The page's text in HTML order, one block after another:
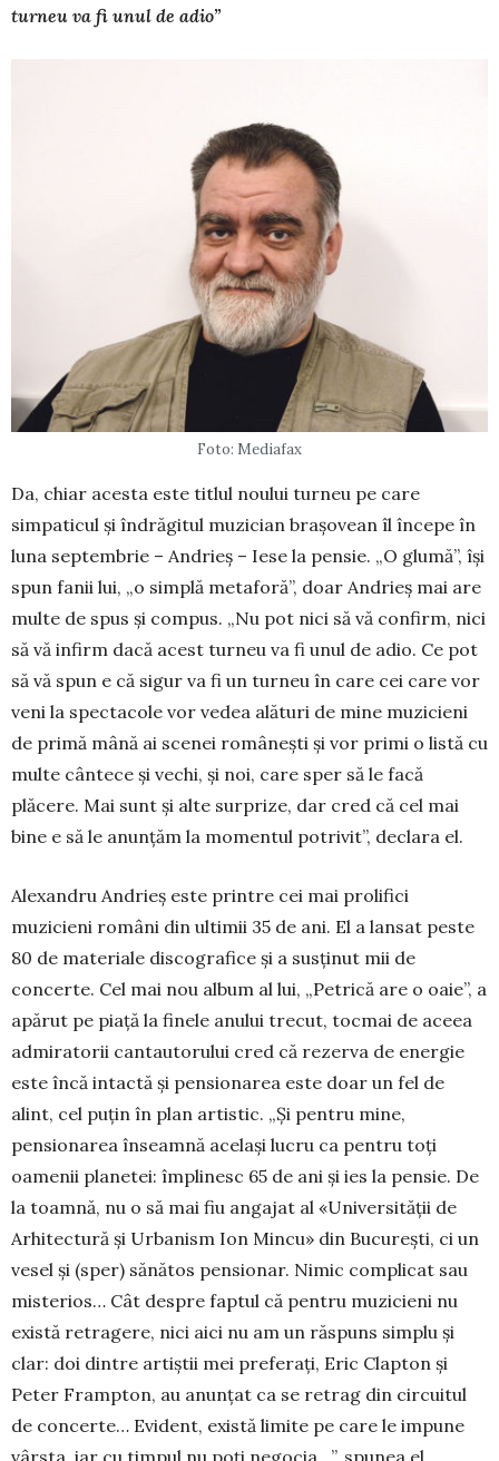
turneu va fi unul de adio”
Foto: Mediafax
Da, chiar acesta este titlul noului turneu pe care
simpaticul și îndrăgitul muzi­cian braşovean îl începe în
luna septem­brie – Andrieș – Iese la pensie. „O glumă”, își
spun fanii lui, „o simplă metaforă”, doar Andrieș mai are
multe de spus și compus. „Nu pot nici să vă con­firm, nici
să vă infirm dacă acest turneu va fi unul de adio. Ce pot
să vă spun e că sigur va fi un turneu în care cei care vor
veni la spectacole vor vedea alături de mine muzicieni
de primă mână ai scenei românești și vor primi o listă cu
multe cântece și vechi, și noi, care sper să le facă
plăcere. Mai sunt și alte surprize, dar cred că cel mai
bine e să le anunțăm la momentul potrivit”, declara el.
Alexandru Andrieș este printre cei mai prolifici
muzicieni români din ultimii 35 de ani. El a lansat peste
80 de materiale discografice și a susţinut mii de
concerte. Cel mai nou album al lui, „Petrică are o oaie”, a
apărut pe piaţă la finele anului trecut, tocmai de aceea
admiratorii cantautorului cred că rezerva de energie
este încă intactă și pensionarea este doar un fel de
alint, cel puţin în plan artistic. „Și pentru mine,
pensionarea înseamnă același lucru ca pentru toți
oamenii planetei: împlinesc 65 de ani și ies la pensie. De
la toamnă, nu o să mai fiu angajat al «Universității de
Arhitectură și Ur­banism Ion Mincu» din București, ci un
vesel și (sper) sănătos pensionar. Nimic complicat sau
mis­terios… Cât despre faptul că pentru muzicieni nu
există retragere, nici aici nu am un răspuns simplu și
clar: doi dintre artiștii mei preferați, Eric Clap­ton și
Peter Frampton, au anunțat ca se retrag din circuitul
de concerte… Evident, există limite pe ca­re le impune